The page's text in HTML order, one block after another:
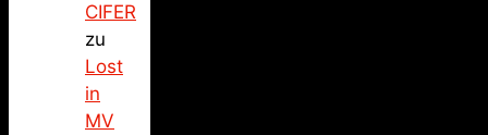
CIFER
zu
Lost
in
MV